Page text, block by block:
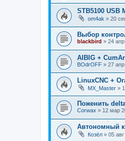
STB5100 USB
om4ak » 20
Выбор
blackbird » 24
AIBIG +
BOdrOFF » 27
LinuxCNC +
MX_Master »
Поженить
Corwax » 12 мар
Автономный
Козёл » 05